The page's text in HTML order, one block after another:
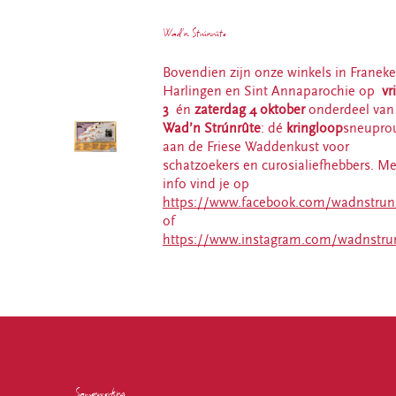
Wad’n Strúnrûte
Bovendien zijn onze winkels in
Harlingen en Sint Annaparochie op
3én zaterdag 4 oktoberonderdeel van
Wad’n Strúnrûte: dé kringloop
aan de Friese Waddenkust voor
schatzoekers en curosialiefhebbers.
info vind je op
https://www.facebook.com/
of
https://www.instagram.com/
Samenwerking